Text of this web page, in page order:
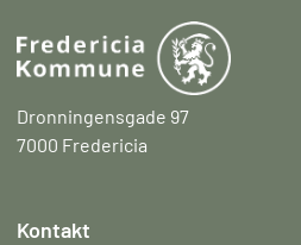
Dronningensgade 97
7000 Fredericia
Kontakt